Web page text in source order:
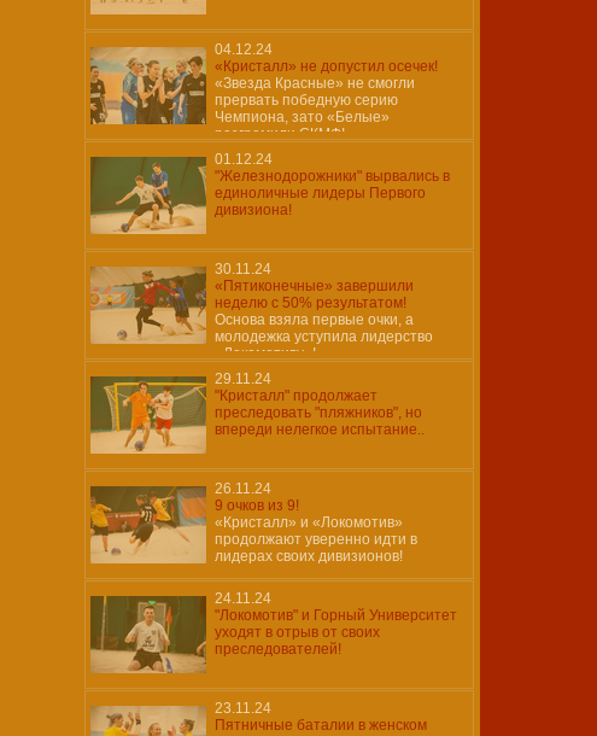
04.12.24
«Кристалл» не допустил осечек!
«Звезда Красные» не смогли
прервать победную серию
Чемпиона, зато «Белые»
разгромили СКМФ!
01.12.24
"Железнодорожники" вырвались в
единоличные лидеры Первого
дивизиона!
30.11.24
«Пятиконечные» завершили
неделю с 50% результатом!
Основа взяла первые очки, а
молодежка уступила лидерство
«Локомотиву»!
29.11.24
"Кристалл" продолжает
преследовать "пляжников", но
впереди нелегкое испытание..
26.11.24
9 очков из 9!
«Кристалл» и «Локомотив»
продолжают уверенно идти в
лидерах своих дивизионов!
24.11.24
"Локомотив" и Горный Университет
уходят в отрыв от своих
преследователей!
23.11.24
Пятничные баталии в женском